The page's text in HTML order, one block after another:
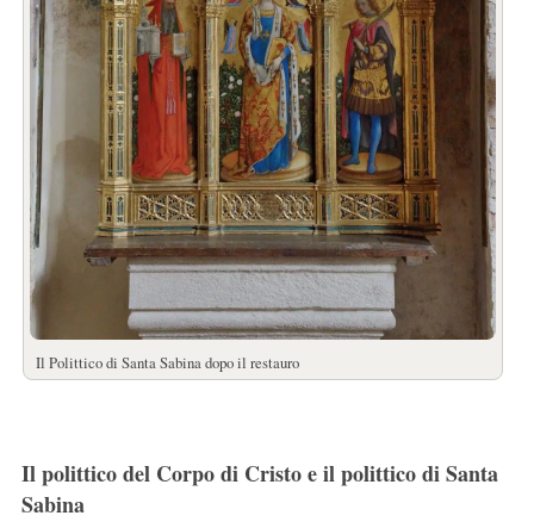
Il Polittico di Santa Sabina dopo il restauro
Il polittico del Corpo di Cristo e il polittico di Santa
Sabina